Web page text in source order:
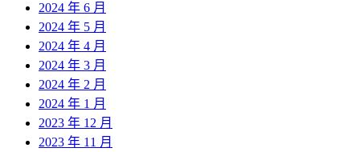
2024 年 6 月
2024 年 5 月
2024 年 4 月
2024 年 3 月
2024 年 2 月
2024 年 1 月
2023 年 12 月
2023 年 11 月